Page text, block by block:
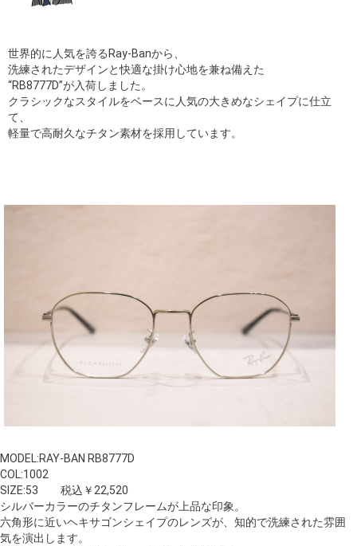
世界的に人気を誇るRay-Banから、
洗練されたデザインと快適な掛け心地を兼ね備えた
“RB8777D”が入荷しました。
クラシックなスタイルをベースに人気の大きめなシェイプに仕立
て、
軽量で高耐久なチタン素材を採用しています。
MODEL:RAY-BAN RB8777D
COL:1002
SIZE:53 税込￥22,520
シルバーカラーのチタンフレームが上品な印象。
六角形に近いヘキサゴンシェイプのレンズが、知的で洗練された雰囲
気を演出します。